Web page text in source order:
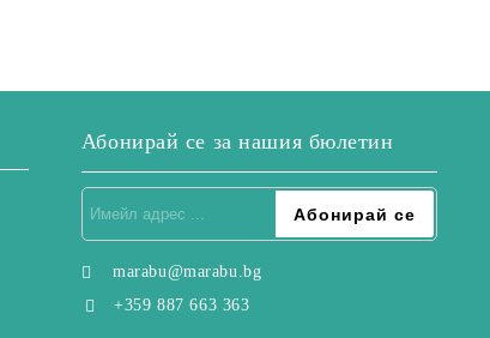
Абонирай се за нашия бюлетин
marabu@marabu.bg
+359 887 663 363